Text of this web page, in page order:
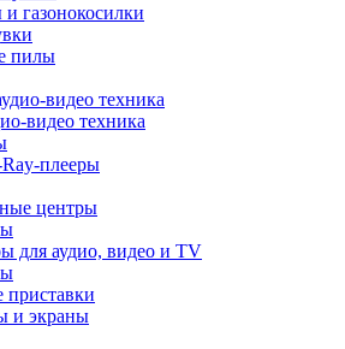
газонокосилки
пилы
видео техника
плееры
центры
для аудио, видео и TV
и экраны